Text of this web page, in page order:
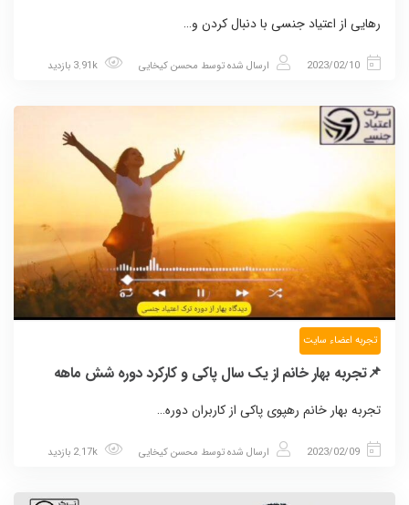
رهایی از اعتیاد جنسی با دنبال کردن و…
2023/02/10 ارسال شده توسط محسن کیخایی
تجربه اعضاء سایت
📌تجربه بهار خانم از یک سال پاکی و کارکرد دوره شش ماهه
تجربه بهار خانم رهپوی پاکی از کاربران دوره…
2023/02/09 ارسال شده توسط محسن کیخایی